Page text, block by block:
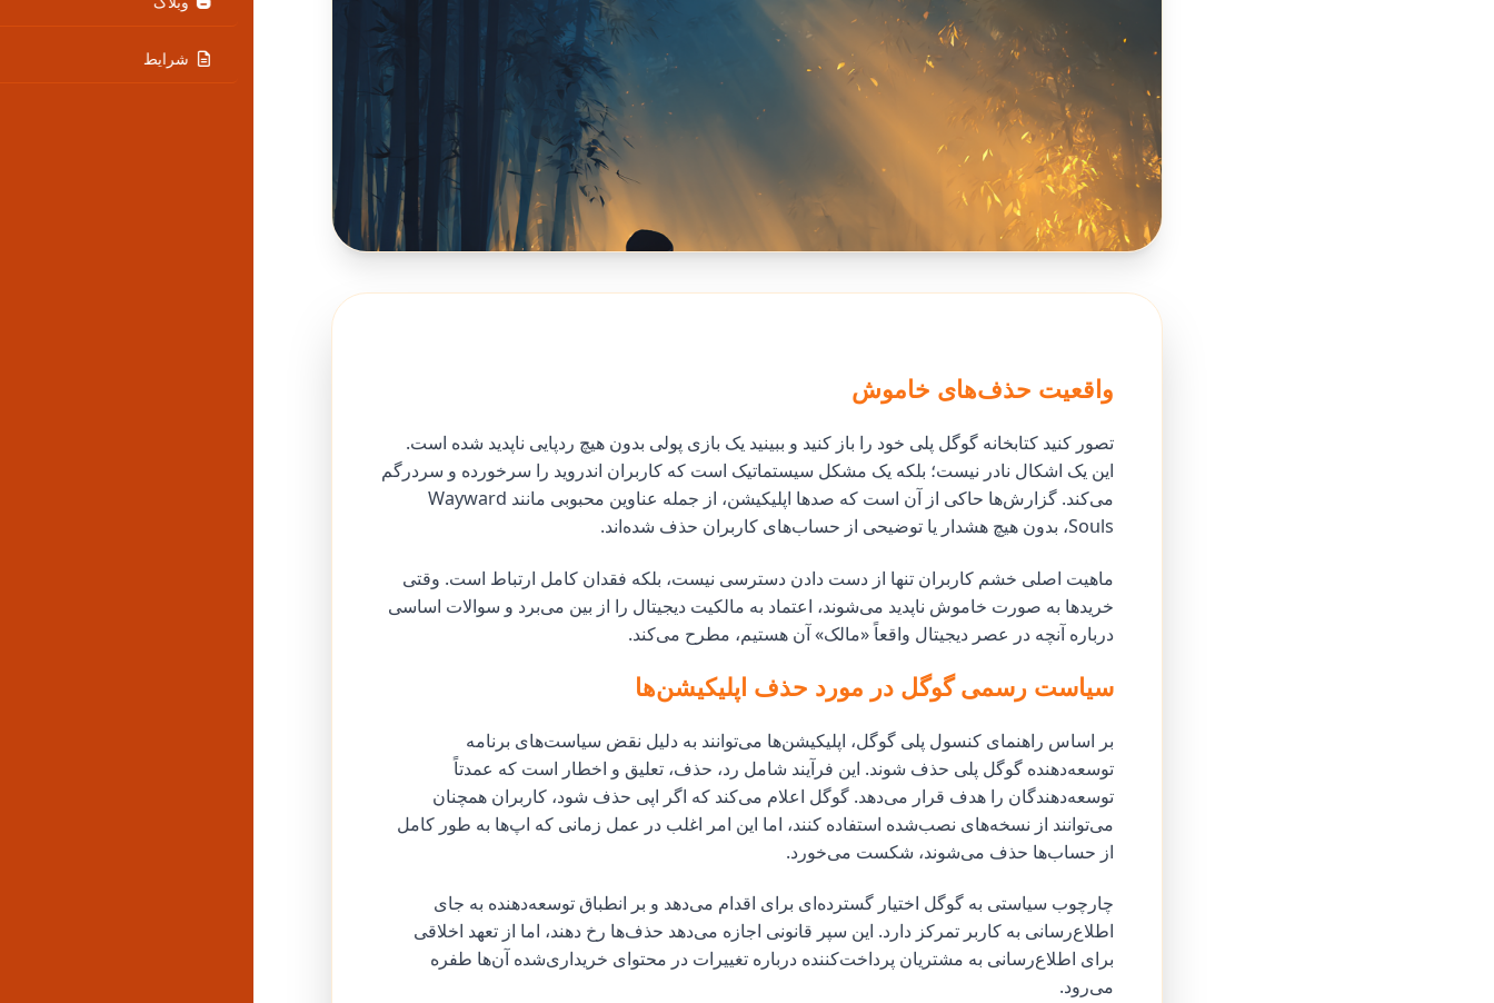
شرایط
واقعیت حذف‌های خاموش
تصور کنید کتابخانه گوگل پلی خود را باز کنید و ببینید یک بازی پولی بدون هیچ ردپایی ناپدید شده است.
این یک اشکال نادر نیست؛ بلکه یک مشکل سیستماتیک است که کاربران اندروید را سرخورده و سردرگم
می‌کند. گزارش‌ها حاکی از آن است که صدها اپلیکیشن، از جمله عناوین محبوبی مانند Wayward
Souls، بدون هیچ هشدار یا توضیحی از حساب‌های کاربران حذف شده‌اند.
ماهیت اصلی خشم کاربران تنها از دست دادن دسترسی نیست، بلکه فقدان کامل ارتباط است. وقتی
خریدها به صورت خاموش ناپدید می‌شوند، اعتماد به مالکیت دیجیتال را از بین می‌برد و سوالات اساسی
درباره آنچه در عصر دیجیتال واقعاً «مالک» آن هستیم، مطرح می‌کند.
سیاست رسمی گوگل در مورد حذف اپلیکیشن‌ها
بر اساس راهنمای کنسول پلی گوگل، اپلیکیشن‌ها می‌توانند به دلیل نقض سیاست‌های برنامه
توسعه‌دهنده گوگل پلی حذف شوند. این فرآیند شامل رد، حذف، تعلیق و اخطار است که عمدتاً
توسعه‌دهندگان را هدف قرار می‌دهد. گوگل اعلام می‌کند که اگر اپی حذف شود، کاربران همچنان
می‌توانند از نسخه‌های نصب‌شده استفاده کنند، اما این امر اغلب در عمل زمانی که اپ‌ها به طور کامل
از حساب‌ها حذف می‌شوند، شکست می‌خورد.
چارچوب سیاستی به گوگل اختیار گسترده‌ای برای اقدام می‌دهد و بر انطباق توسعه‌دهنده به جای
اطلاع‌رسانی به کاربر تمرکز دارد. این سپر قانونی اجازه می‌دهد حذف‌ها رخ دهند، اما از تعهد اخلاقی
برای اطلاع‌رسانی به مشتریان پرداخت‌کننده درباره تغییرات در محتوای خریداری‌شده آن‌ها طفره
می‌رود.